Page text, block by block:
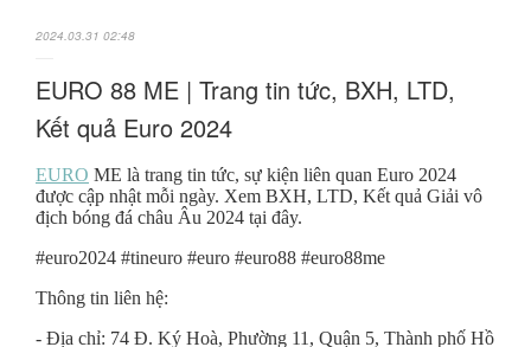
2024.03.31 02:48
EURO 88 ME | Trang tin tức, BXH, LTD,
Kết quả Euro 2024